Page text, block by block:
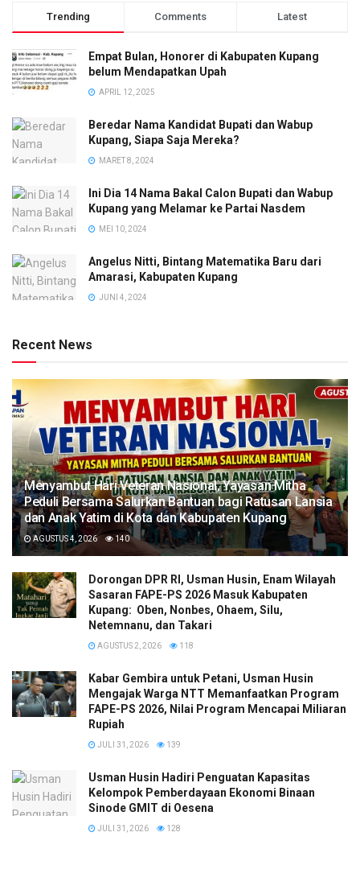
Trending Comments Latest
Empat Bulan, Honorer di Kabupaten Kupang
belum Mendapatkan Upah
APRIL 12, 2025
Beredar Nama Kandidat Bupati dan Wabup
Kupang, Siapa Saja Mereka?
MARET 8, 2024
Ini Dia 14 Nama Bakal Calon Bupati dan Wabup
Kupang yang Melamar ke Partai Nasdem
MEI 10, 2024
Angelus Nitti, Bintang Matematika Baru dari
Amarasi, Kabupaten Kupang
JUNI 4, 2024
Recent News
​Menyambut Hari Veteran Nasional, Yayasan Mitha
Peduli Bersama Salurkan Bantuan bagi Ratusan Lansia
dan Anak Yatim di Kota dan Kabupaten Kupang
AGUSTUS 4, 2026 140
Dorongan DPR RI, Usman Husin, Enam Wilayah
Sasaran FAPE-PS 2026 Masuk Kabupaten
Kupang: Oben, Nonbes, Ohaem, Silu,
Netemnanu, dan Takari
AGUSTUS 2, 2026 118
Kabar Gembira untuk Petani, Usman Husin
Mengajak Warga NTT Memanfaatkan Program
FAPE-PS 2026, Nilai Program Mencapai Miliaran
Rupiah
JULI 31, 2026 139
​Usman Husin Hadiri Penguatan Kapasitas
Kelompok Pemberdayaan Ekonomi Binaan
Sinode GMIT di Oesena
JULI 31, 2026 128